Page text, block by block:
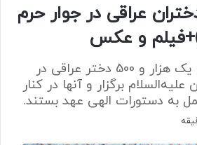
عراقی در جوار حرم
و عکس
مراسم جشن تکلیف یک هزار و 500 دختر عراقی در
برگزار و آنها در کنار
به دستورات الهی عهد بستند.